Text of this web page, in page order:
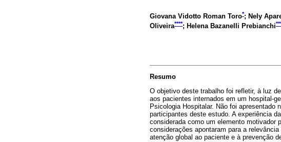
Giovana Vidotto Roman Toro*; Nely
Oliveira****; Helena Bazanelli Prebianchi
Resumo
O objetivo deste trabalho foi refletir, à luz
aos pacientes internados em um hospital-
Psicologia Hospitalar. Não foi
participantes deste estudo. A experiência
considerada como um elemento motivador
considerações apontaram para a
atenção global ao paciente e à prevenção